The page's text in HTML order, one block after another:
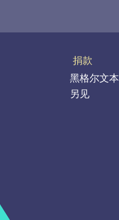
捐款
黑格尔文本
另见